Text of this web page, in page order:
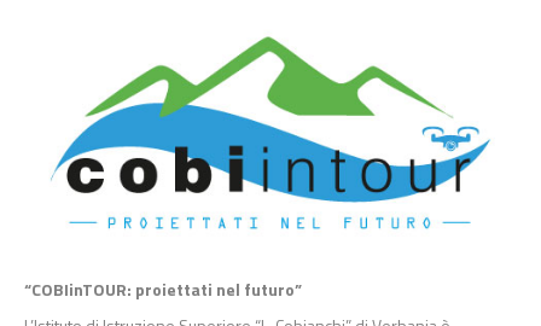
“COBIinTOUR: proiettati nel futuro”